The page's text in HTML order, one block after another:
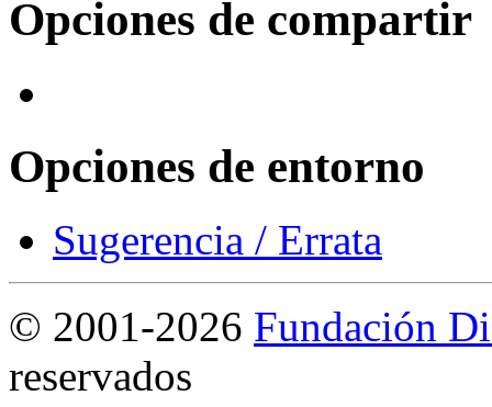
Opciones de compartir
Opciones de entorno
Sugerencia / Errata
© 2001-2026 Fundación
reservados